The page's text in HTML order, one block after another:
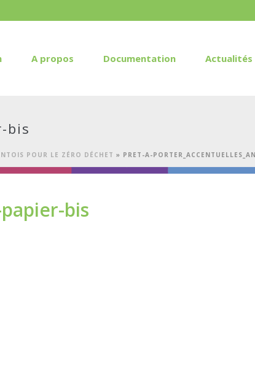
A propos Documentation Actualités
bis
POUR LE ZÉRO DÉCHET » PRET-A-
bis